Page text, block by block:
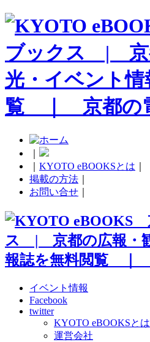
KYOTO eBOOKSとは
掲載の方法
お問い合せ
イベント情報
Facebook
twitter
KYOTO eBOOKSとは
運営会社